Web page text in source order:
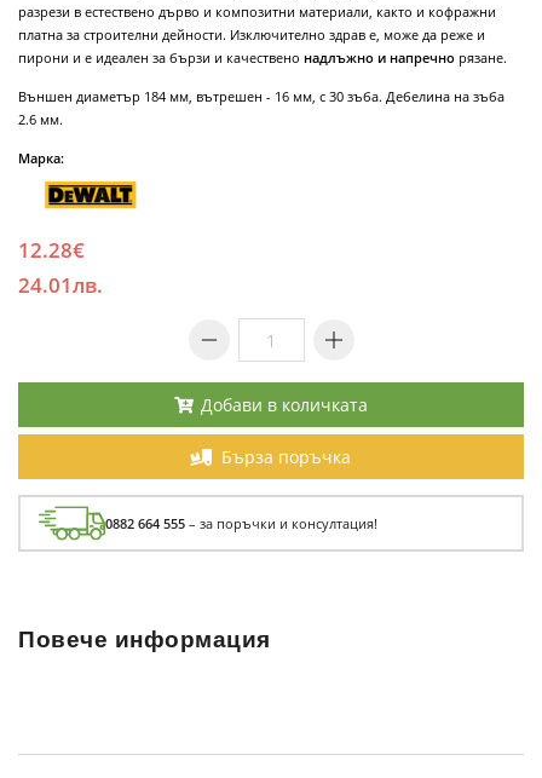
разрези в естествено дърво и композитни материали, както и кофражни
платна за строителни дейности. Изключително здрав е, може да реже и
пирони и е идеален за бързи и качествено надлъжно и напречно рязане.
Външен диаметър 184 мм, вътрешен - 16 мм, с 30 зъба. Дебелина на зъба
2.6 мм.
Марка:
12.28€
24.01лв.
Добави в количката
Бърза поръчка
0882 664 555 – за поръчки и консултация!
Повече информация